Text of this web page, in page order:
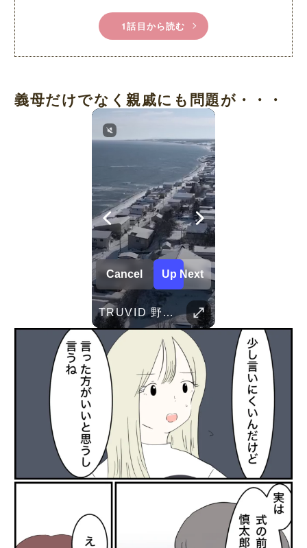
1話目から読む
義母だけでなく親戚にも問題が・・・
Cancel Up Next
TRUVID 野生の北海道 – 雪と自然